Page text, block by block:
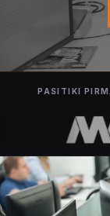
PASITIKI